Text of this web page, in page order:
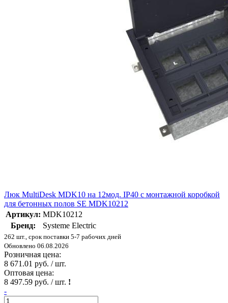
Люк MultiDesk MDK10 на 12мод. IP40 с монтажной коробкой
для бетонных полов SE MDK10212
Артикул: MDK10212
Бренд:
Systeme Electric
262 шт., срок поставки 5-7 рабочих дней
Обновлено 06.08.2026
Розничная цена:
8 671.01 руб. / шт.
Оптовая цена:
8 497.59 руб. / шт. !
-